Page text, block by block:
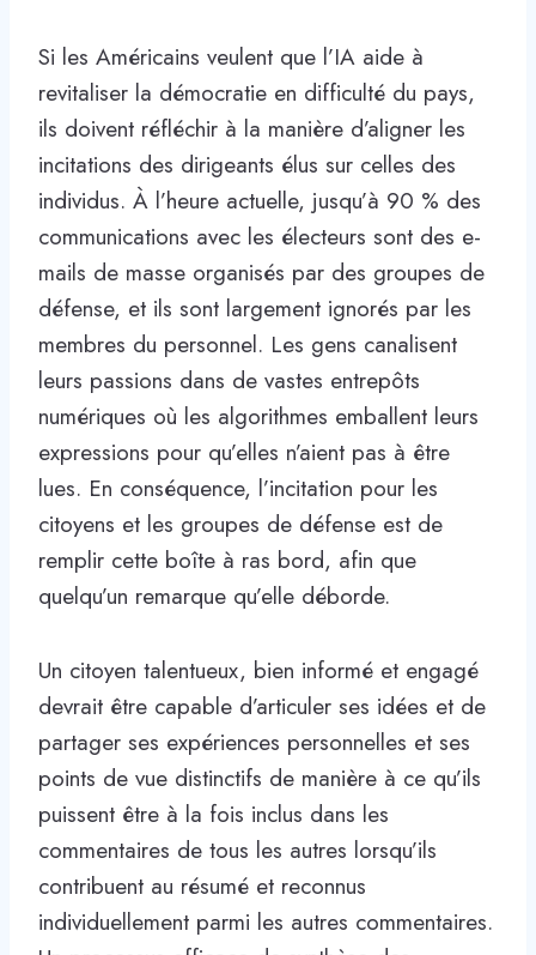
Si les Américains veulent que l’IA aide à
revitaliser la démocratie en difficulté du pays,
ils doivent réfléchir à la manière d’aligner les
incitations des dirigeants élus sur celles des
individus. À l’heure actuelle, jusqu’à 90 % des
communications avec les électeurs sont des e-
mails de masse organisés par des groupes de
défense, et ils sont largement ignorés par les
membres du personnel. Les gens canalisent
leurs passions dans de vastes entrepôts
numériques où les algorithmes emballent leurs
expressions pour qu’elles n’aient pas à être
lues. En conséquence, l’incitation pour les
citoyens et les groupes de défense est de
remplir cette boîte à ras bord, afin que
quelqu’un remarque qu’elle déborde.
Un citoyen talentueux, bien informé et engagé
devrait être capable d’articuler ses idées et de
partager ses expériences personnelles et ses
points de vue distinctifs de manière à ce qu’ils
puissent être à la fois inclus dans les
commentaires de tous les autres lorsqu’ils
contribuent au résumé et reconnus
individuellement parmi les autres commentaires.